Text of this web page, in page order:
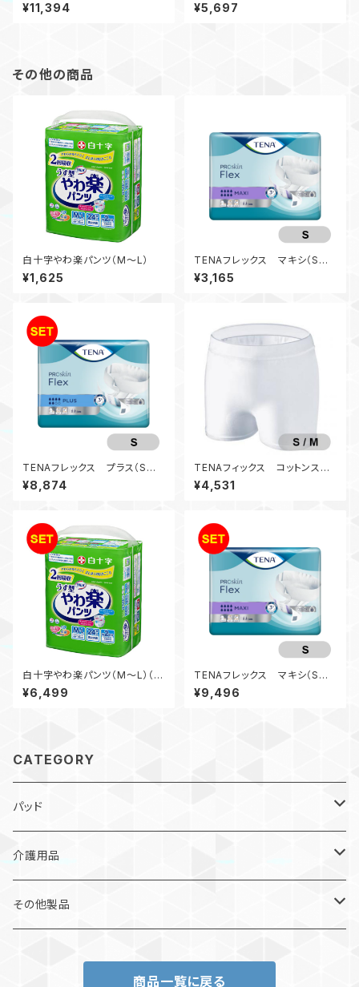
¥11,394 ¥5,697
その他の商品
白十字やわ楽パンツ（M～L）
¥1,625
TENAフレックス マキシ（Sサ
イズ）
¥3,165
TENAフレックス プラス（Sサ
イズ）（3袋入）
¥8,874
TENAフィックス コットンスペ
シャル（S/M）（ホワイト）
¥4,531
白十字やわ楽パンツ（M～L）（4
袋入）
¥6,499
TENAフレックス マキシ（Sサ
イズ）（3袋入）
¥9,496
CATEGORY
パッド
軽失禁パッド
パッドタイプ
介護用品
ベッドシート
その他製品
商品一覧に戻る